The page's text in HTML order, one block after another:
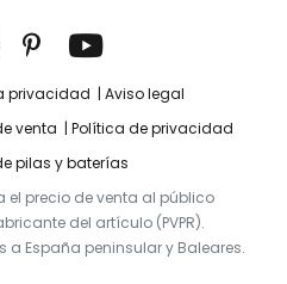
privacidad
Aviso legal
venta
Política de privacidad
pilas y baterías
el precio de venta al público
del artículo (PVPR).
a España peninsular y Baleares.